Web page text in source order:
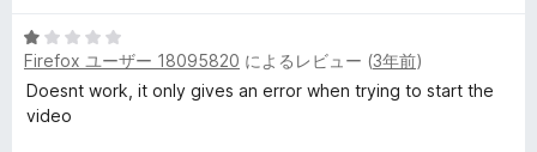
評
価
5
段
階
中
Firefox ユーザー 18095820 によるレビュー (3年前)
Doesnt work, it only gives an error when trying to start the
video